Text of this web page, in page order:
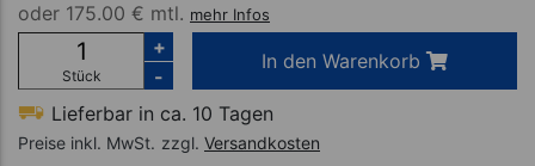
oder 175.00 € mtl. mehr Infos
Stück
+
-
In den Warenkorb
Lieferbar in ca. 10 Tagen
Preise inkl. MwSt. zzgl. Versandkosten